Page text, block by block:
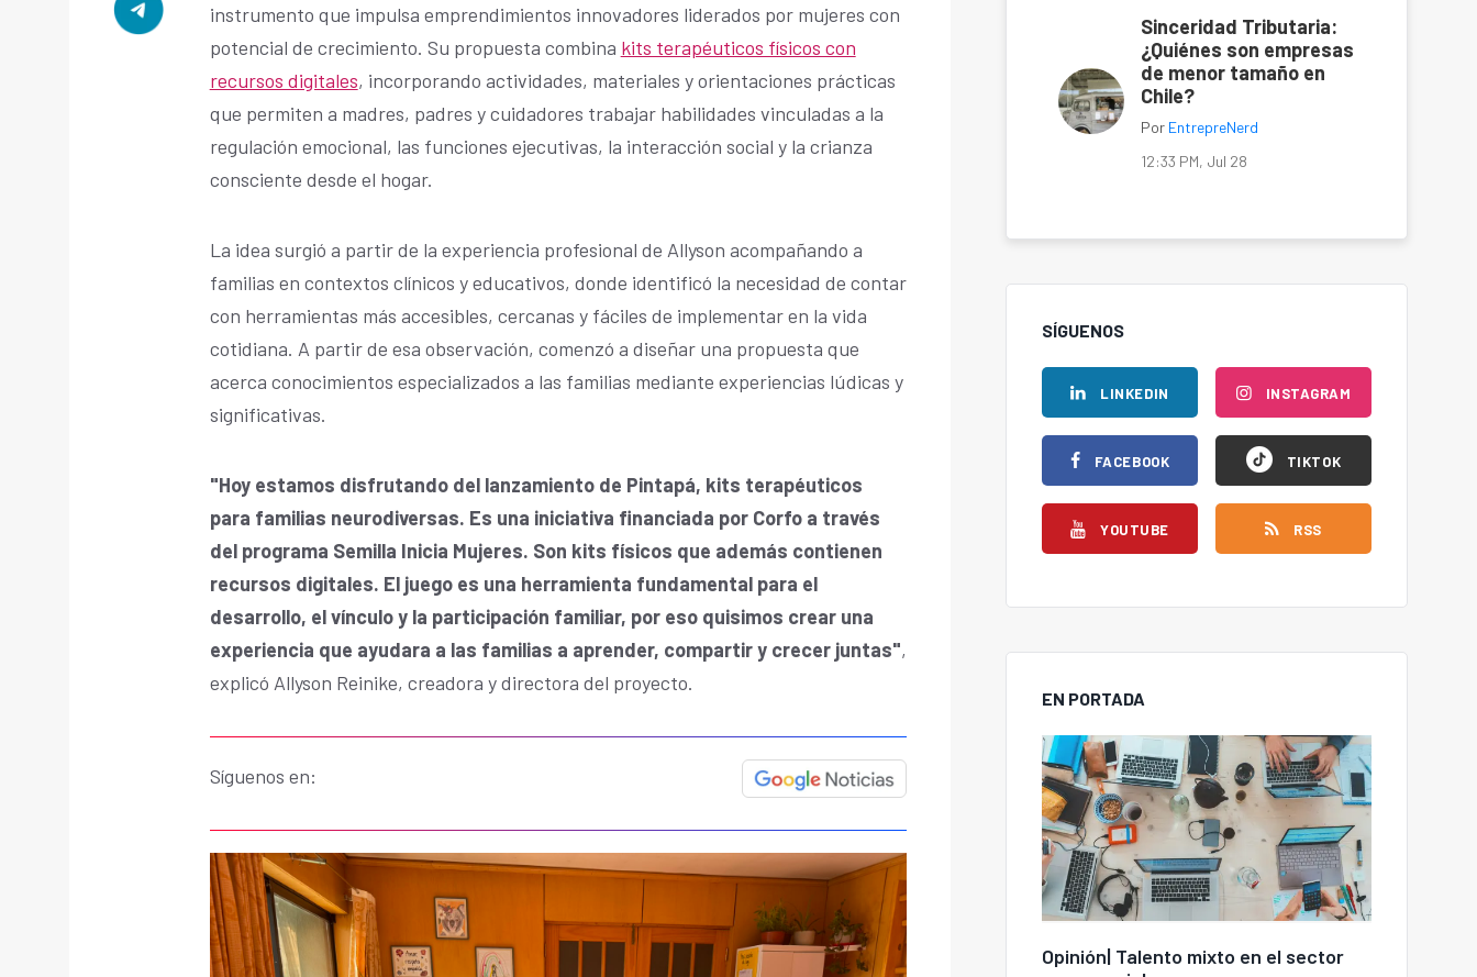
instrumento que impulsa emprendimientos innovadores liderados por mujeres con
potencial de crecimiento. Su propuesta combina kits terapéuticos físicos con
recursos digitales, incorporando actividades, materiales y orientaciones prácticas
que permiten a madres, padres y cuidadores trabajar habilidades vinculadas a la
regulación emocional, las funciones ejecutivas, la interacción social y la crianza
consciente desde el hogar.
La idea surgió a partir de la experiencia profesional de Allyson acompañando a
familias en contextos clínicos y educativos, donde identificó la necesidad de contar
con herramientas más accesibles, cercanas y fáciles de implementar en la vida
cotidiana. A partir de esa observación, comenzó a diseñar una propuesta que
acerca conocimientos especializados a las familias mediante experiencias lúdicas y
significativas.
"Hoy estamos disfrutando del lanzamiento de Pintapá, kits terapéuticos
para familias neurodiversas. Es una iniciativa financiada por Corfo a través
del programa Semilla Inicia Mujeres. Son kits físicos que además contienen
recursos digitales. El juego es una herramienta fundamental para el
desarrollo, el vínculo y la participación familiar, por eso quisimos crear una
experiencia que ayudara a las familias a aprender, compartir y crecer juntas",
explicó Allyson Reinike, creadora y directora del proyecto.
Síguenos en:
Sinceridad Tributaria:
¿Quiénes son empresas
de menor tamaño en
Chile?
Por EntrepreNerd
12:33 PM, Jul 28
SÍGUENOS
LINKEDIN
FACEBOOK
YOUTUBE
INSTAGRAM
TIKTOK
RSS
EN PORTADA
Opinión| Talento mixto en el sector